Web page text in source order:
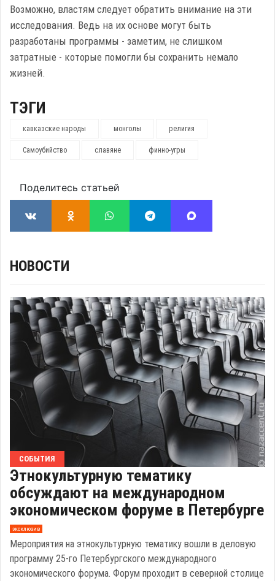
Возможно, властям следует обратить внимание на эти
исследования. Ведь на их основе могут быть
разработаны программы - заметим, не слишком
затратные - которые помогли бы сохранить немало
жизней.
ТЭГИ
кавказские народы монголы религия
Самоубийство славяне финно-угры
Поделитесь статьей
НОВОСТИ
СОБЫТИЯ
Этнокультурную тематику
обсуждают на международном
экономическом форуме в Петербурге
эксклюзив
Мероприятия на этнокультурную тематику вошли в деловую
программу 25-го Петербургского международного
экономического форума. Форум проходит в северной столице